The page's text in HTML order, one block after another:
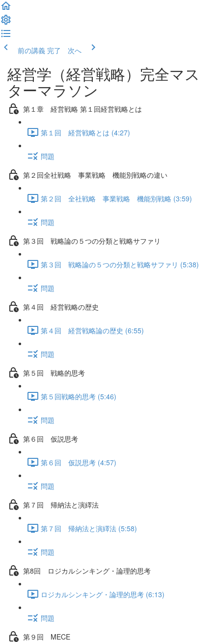
前の講義 完了 次へ
経営学（経営戦略）完全マス
ターマラソン
第１章 経営戦略 第１回経営戦略とは
第１回 経営戦略とは (4:27)
問題
第２回全社戦略 事業戦略 機能別戦略の違い
第２回 全社戦略 事業戦略 機能別戦略 (3:59)
問題
第３回 戦略論の５つの分類と戦略サファリ
第３回 戦略論の５つの分類と戦略サファリ (5:38)
問題
第４回 経営戦略の歴史
第４回 経営戦略論の歴史 (6:55)
問題
第５回 戦略的思考
第５回戦略的思考 (5:46)
問題
第６回 仮説思考
第６回 仮説思考 (4:57)
問題
第７回 帰納法と演繹法
第７回 帰納法と演繹法 (5:58)
問題
第8回 ロジカルシンキング・論理的思考
ロジカルシンキング・論理的思考 (6:13)
問題
第９回 MECE